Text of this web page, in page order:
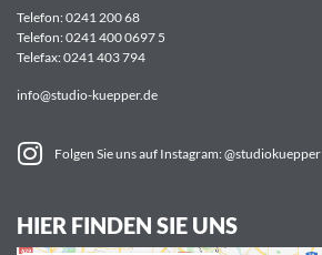
Telefon:0241 200 68
Telefon:0241 400 0697 5
Telefax: 0241 403 794
info@studio-kuepper.de
Folgen Sie uns auf Instagram: @studiokuepper
HIER FINDEN SIE UNS